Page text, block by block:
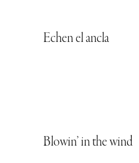
Echen el ancla
Blowin’ in the wind